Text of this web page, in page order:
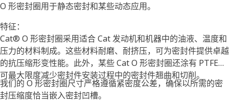
O 形密封圈用于静态密封和某些动态应用。
特征：
Cat® O 形密封圈采用适合 Cat 发动机和机器中的油液、温度和
压力的材料制成。这些材料耐磨、耐挤压，可为密封件提供卓越
的抗压缩形变性能。此外，某些 Cat O 形密封圈还涂有 PTFE，
可最大限度减少密封件安装过程中的密封件翘曲和切削。
我们的 O 形密封圈尺寸严格遵循紧密度公差，确保以所需的密
封压缩度恰当嵌入密封凹槽。